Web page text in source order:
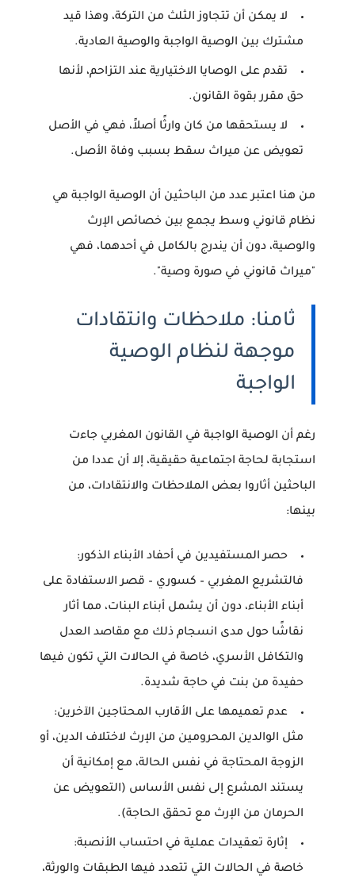
لا يمكن أن تتجاوز الثلث من التركة، وهذا قيد
مشترك بين الوصية الواجبة والوصية العادية.
تقدم على الوصايا الاختيارية عند التزاحم، لأنها
حق مقرر بقوة القانون.
لا يستحقها من كان وارثًا أصلاً، فهي في الأصل
تعويض عن ميراث سقط بسبب وفاة الأصل.
من هنا اعتبر عدد من الباحثين أن الوصية الواجبة هي
نظام قانوني وسط يجمع بين خصائص الإرث
والوصية، دون أن يندرج بالكامل في أحدهما، فهي
"ميراث قانوني في صورة وصية".
ثامنا: ملاحظات وانتقادات
موجهة لنظام الوصية
الواجبة
رغم أن الوصية الواجبة في القانون المغربي جاءت
استجابة لحاجة اجتماعية حقيقية، إلا أن عددا من
الباحثين أثاروا بعض الملاحظات والانتقادات، من
بينها:
حصر المستفيدين في أحفاد الأبناء الذكور:
فالتشريع المغربي – كسوري – قصر الاستفادة على
أبناء الأبناء، دون أن يشمل أبناء البنات، مما أثار
نقاشًا حول مدى انسجام ذلك مع مقاصد العدل
والتكافل الأسري، خاصة في الحالات التي تكون فيها
حفيدة من بنت في حاجة شديدة.
عدم تعميمها على الأقارب المحتاجين الآخرين:
مثل الوالدين المحرومين من الإرث لاختلاف الدين، أو
الزوجة المحتاجة في نفس الحالة، مع إمكانية أن
يستند المشرع إلى نفس الأساس (التعويض عن
الحرمان من الإرث مع تحقق الحاجة).
إثارة تعقيدات عملية في احتساب الأنصبة:
خاصة في الحالات التي تتعدد فيها الطبقات والورثة،